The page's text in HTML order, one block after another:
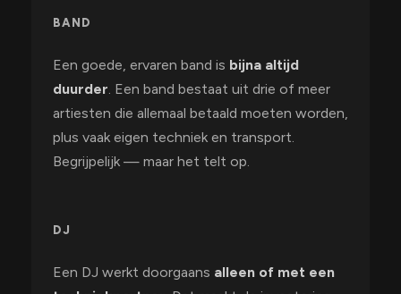
BAND
Een goede, ervaren band is bijna altijd
duurder. Een band bestaat uit drie of meer
artiesten die allemaal betaald moeten worden,
plus vaak eigen techniek en transport.
Begrijpelijk — maar het telt op.
DJ
Een DJ werkt doorgaans alleen of met een